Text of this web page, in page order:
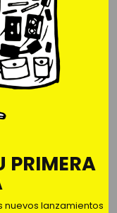
de 1.
de regalería
emocionar nos
PRIMERA
nuevos lanzamientos